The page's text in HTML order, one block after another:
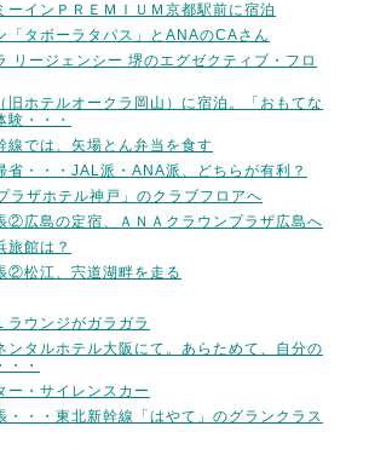
ーインＰＲＥＭＩＵＭ京都駅前に宿泊
「タボーラタパス」とANAのCAさん
リージェンシー 堺のエグゼクティブ・フロ
旧ホテルオークラ岡山）に宿泊。「おもてな
験・・・
線では、矢場とん弁当を食す
省・・・JAL派・ANA派、どちらが有利？
ラザホテル神戸」のクラブフロアへ
②広島の定宿、ＡＮＡクラウンプラザ広島へ
旅館は？
②松江、宍道湖畔を走る
ラウンジがガラガラ
ンタルホテル大阪にて。あらためて、自分の
・・
ー・サイレンスカー
・・・東北新幹線「はやて」のグランクラス